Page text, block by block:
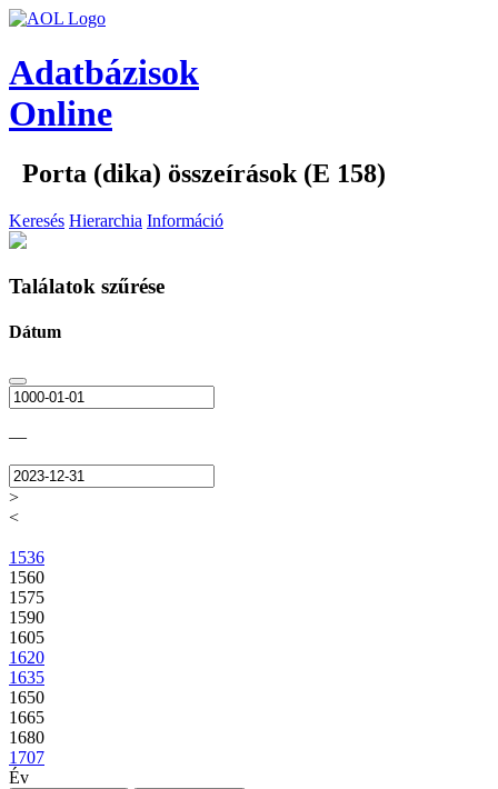
Adatbázisok
Online
Porta (dika) összeírások (E 158)
Keresés Hierarchia Információ
Találatok szűrése
Dátum
—
>
<
1536
1560
1575
1590
1605
1620
1635
1650
1665
1680
1707
Év